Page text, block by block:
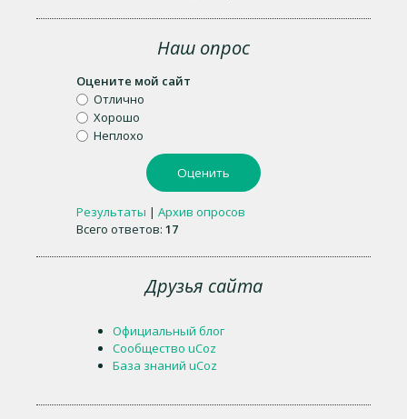
Наш опрос
Оцените мой сайт
Отлично
Хорошо
Неплохо
Результаты | Архив опросов
Всего ответов: 17
Друзья сайта
Официальный блог
Сообщество uCoz
База знаний uCoz